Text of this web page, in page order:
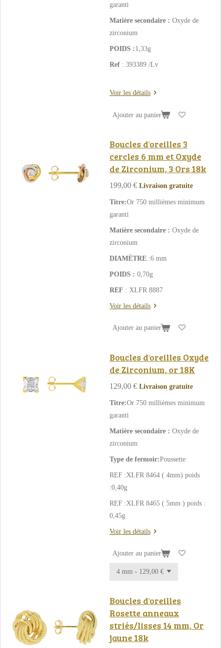
garanti
Matière secondaire : Oxyde de
zirconium
POIDS :1,33g
Ref : 393389 /Lv
Voir les détails
Ajouter au panier
Boucles d'oreilles 3
cercles 6 mm et Oxyde
de Zirconium, 3 Ors 18k
199,00 € Livraison gratuite
Titre:Or 750 millièmes minimum
garanti
Matière secondaire : Oxyde de
zirconium
DIAMÈTRE :6 mm
POIDS : 0,70g
REF : XLFR 8887
Voir les détails
Ajouter au panier
Boucles d'oreilles Oxyde
de Zirconium, or 18K
129,00 € Livraison gratuite
Titre:Or 750 millièmes minimum
garanti
Matière secondaire : Oxyde de
zirconium
Type de fermoir:Poussette
REF :XLFR 8464 ( 4mm) poids
:0,40g
REF :XLFR 8465 ( 5mm ) poids :
0,45g
Voir les détails
Ajouter au panier
Boucles d'oreilles
Rosette anneaux
striés/lisses 14 mm, Or
jaune 18k